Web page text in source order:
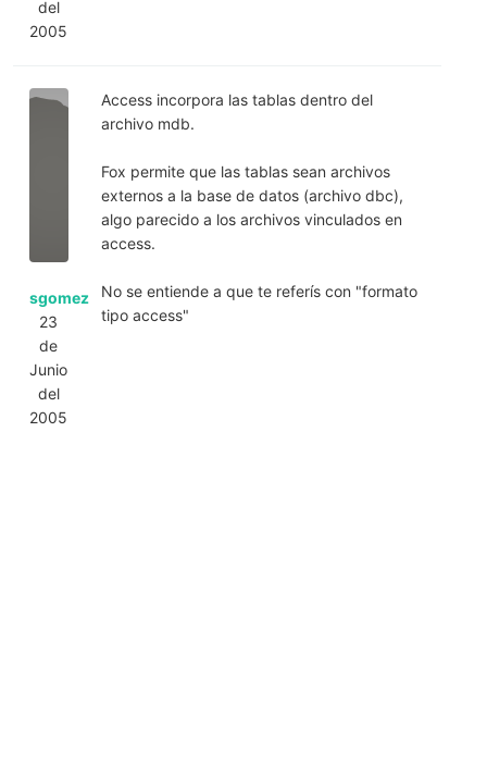
del
2005
sgomez
23
de
Junio
del
2005
Access incorpora las tablas dentro del
archivo mdb.
Fox permite que las tablas sean archivos
externos a la base de datos (archivo dbc),
algo parecido a los archivos vinculados en
access.
No se entiende a que te referís con "formato
tipo access"